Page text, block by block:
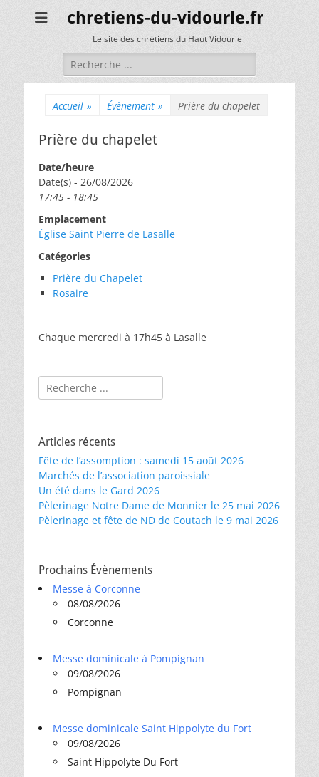
chretiens-du-vidourle.fr
Le site des chrétiens du Haut Vidourle
Rechercher :
Accueil » Évènement » Prière du chapelet
Prière du chapelet
Date/heure
Date(s) - 26/08/2026
17:45 - 18:45
Emplacement
Église Saint Pierre de Lasalle
Catégories
Prière du Chapelet
Rosaire
Chaque mercredi à 17h45 à Lasalle
Rechercher :
Articles récents
Fête de l’assomption : samedi 15 août 2026
Marchés de l’association paroissiale
Un été dans le Gard 2026
Pèlerinage Notre Dame de Monnier le 25 mai 2026
Pèlerinage et fête de ND de Coutach le 9 mai 2026
Prochains Évènements
Messe à Corconne
08/08/2026
Corconne
Messe dominicale à Pompignan
09/08/2026
Pompignan
Messe dominicale Saint Hippolyte du Fort
09/08/2026
Saint Hippolyte Du Fort